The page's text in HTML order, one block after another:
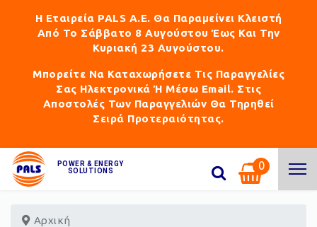
Η Εταιρεία PALS Α.Ε. Θα Παραμείνει Κλειστή
Από Το Σάββατο 8 Αυγούστου Έως Και Την
Κυριακή 23 Αυγούστου.
Μπορείτε Να Καταχωρήσετε Τις Παραγγελίες
Σας Ηλεκτρονικά Ή Μέσω Email. Στις
Αποστολές Των Παραγγελιών Θα Τηρηθεί
Σειρά Προτεραιότητας.
POWER & ENERGY
SOLUTIONS
0
Αρχική